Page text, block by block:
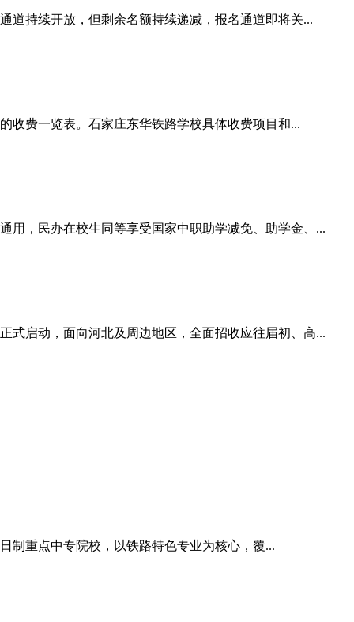
道持续开放，但剩余名额持续递减，报名通道即将关...
收费一览表。石家庄东华铁路学校具体收费项目和...
用，民办在校生同等享受国家中职助学减免、助学金、...
式启动，面向河北及周边地区，全面招收应往届初、高...
制重点中专院校，以铁路特色专业为核心，覆...